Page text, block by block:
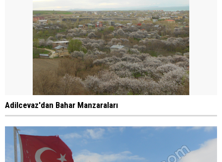
Adilcevaz'dan Bahar Manzaraları